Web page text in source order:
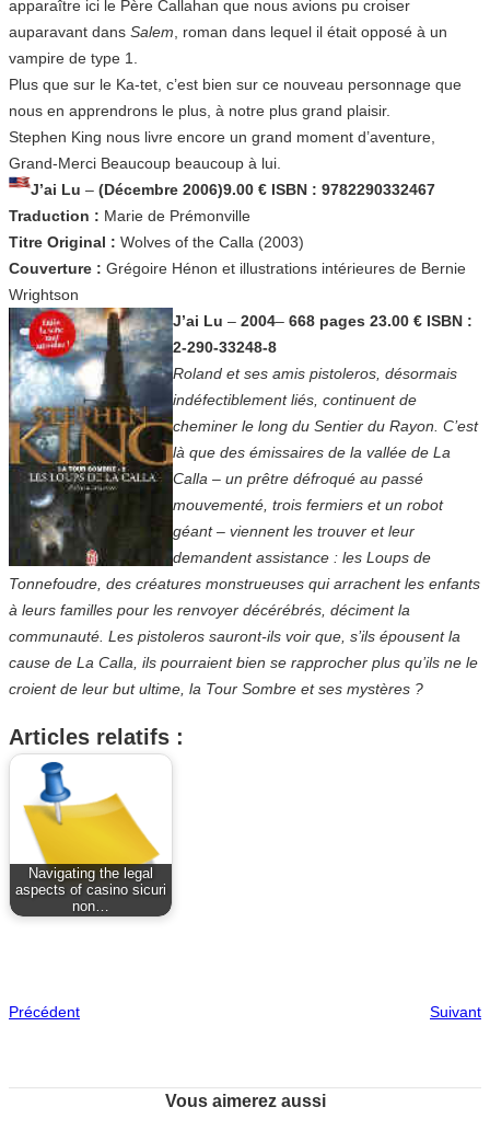
apparaître ici le Père Callahan que nous avions pu croiser
auparavant dans Salem , roman dans lequel il était opposé à un
vampire de type 1.
Plus que sur le Ka-tet, c’est bien sur ce nouveau personnage que
nous en apprendrons le plus, à notre plus grand plaisir.
Stephen King nous livre encore un grand moment d’aventure,
Grand-Merci Beaucoup beaucoup à lui.
J’ai Lu – (Décembre 2006)9.00 € ISBN : 9782290332467
Traduction : Marie de Prémonville
Titre Original : Wolves of the Calla (2003)
Couverture : Grégoire Hénon et illustrations intérieures de Bernie
Wrightson
J’ai Lu – 2004– 668 pages 23.00 € ISBN :
2-290-33248-8
Roland et ses amis pistoleros, désormais
indéfectiblement liés, continuent de
cheminer le long du Sentier du Rayon. C’est
là que des émissaires de la vallée de La
Calla – un prêtre défroqué au passé
mouvementé, trois fermiers et un robot
géant – viennent les trouver et leur
demandent assistance : les Loups de
Tonnefoudre, des créatures monstrueuses qui arrachent les enfants
à leurs familles pour les renvoyer décérébrés, déciment la
communauté. Les pistoleros sauront-ils voir que, s’ils épousent la
cause de La Calla, ils pourraient bien se rapprocher plus qu’ils ne le
croient de leur but ultime, la Tour Sombre et ses mystères ?
Articles relatifs :
Navigating the legal
aspects of casino sicuri
non…
Précédent Suivant
Vous aimerez aussi